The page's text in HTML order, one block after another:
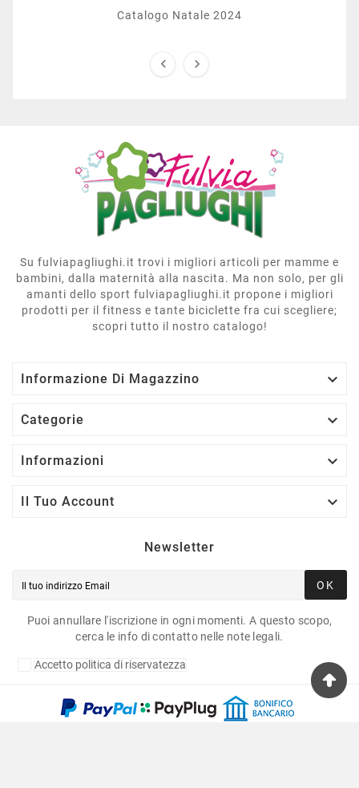
Catalogo Natale 2024
 
Su fulviapagliughi.it trovi i migliori articoli per mamme e
bambini, dalla maternità alla nascita. Ma non solo, per gli
amanti dello sport fulviapagliughi.it propone i migliori
prodotti per il fitness e tante biciclette fra cui scegliere;
scopri tutto il nostro catalogo!
Informazione Di Magazzino 
Categorie 
Informazioni 
Il Tuo Account 
Newsletter
OK
Puoi annullare l'iscrizione in ogni momenti. A questo scopo,
cerca le info di contatto nelle note legali.
Accetto politica di riservatezza